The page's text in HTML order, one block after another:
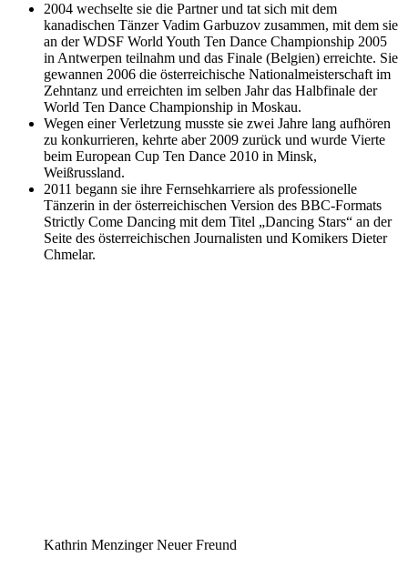
2004 wechselte sie die Partner und tat sich mit dem
kanadischen Tänzer Vadim Garbuzov zusammen, mit dem sie
an der WDSF World Youth Ten Dance Championship 2005
in Antwerpen teilnahm und das Finale (Belgien) erreichte. Sie
gewannen 2006 die österreichische Nationalmeisterschaft im
Zehntanz und erreichten im selben Jahr das Halbfinale der
World Ten Dance Championship in Moskau.
Wegen einer Verletzung musste sie zwei Jahre lang aufhören
zu konkurrieren, kehrte aber 2009 zurück und wurde Vierte
beim European Cup Ten Dance 2010 in Minsk,
Weißrussland.
2011 begann sie ihre Fernsehkarriere als professionelle
Tänzerin in der österreichischen Version des BBC-Formats
Strictly Come Dancing mit dem Titel „Dancing Stars“ an der
Seite des österreichischen Journalisten und Komikers Dieter
Chmelar.
Kathrin Menzinger Neuer Freund